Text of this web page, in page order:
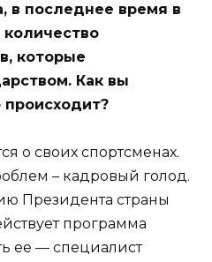
в последнее время в
количество
которые
Как вы
о своих спортсменах.
– кадровый голод.
Президента страны
программа
ее — специалист